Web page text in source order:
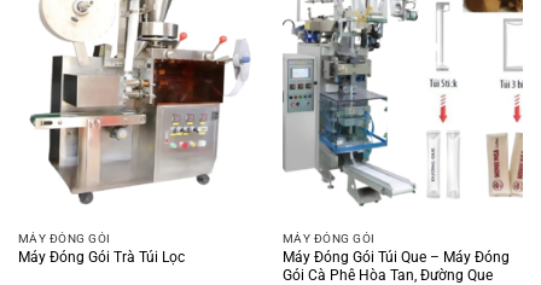
MÁY ĐÓNG GÓI
Máy Đóng Gói Trà Túi Lọc
MÁY ĐÓNG GÓI
Máy Đóng Gói Túi Que – Máy Đóng
Gói Cà Phê Hòa Tan, Đường Que